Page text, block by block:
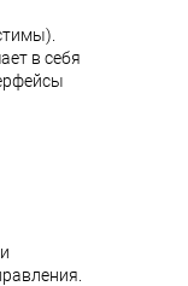
в себя